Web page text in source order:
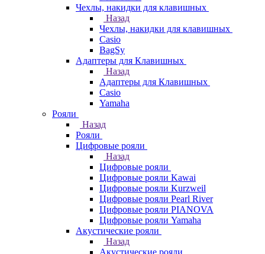
Чехлы, накидки для клавишных
Назад
Чехлы, накидки для клавишных
Casio
BagSy
Адаптеры для Клавишных
Назад
Адаптеры для Клавишных
Casio
Yamaha
Рояли
Назад
Рояли
Цифровые рояли
Назад
Цифровые рояли
Цифровые рояли Kawai
Цифровые рояли Kurzweil
Цифровые рояли Pearl River
Цифровые рояли PIANOVA
Цифровые рояли Yamaha
Акустические рояли
Назад
Акустические рояли